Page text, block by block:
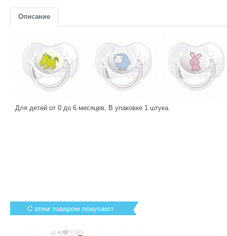
Описание
Для детей от 0 до 6 месяцев. В упаковке 1 штука.
С этим товаром покупают